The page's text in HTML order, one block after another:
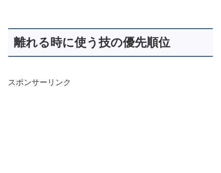
離れる時に使う技の優先順位
スポンサーリンク